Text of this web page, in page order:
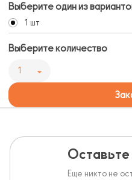
Выберите один из
1 шт
Выберите количество
1
Оставьте
Еще никто не